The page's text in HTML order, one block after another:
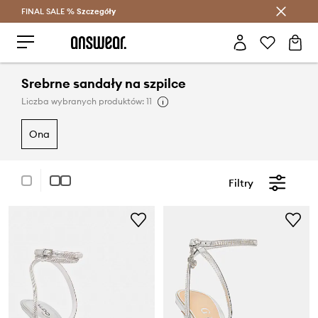
Oszczędzaj z Answear Club >
FINAL SALE % Szczegóły
Srebrne sandały na szpilce
Liczba wybranych produktów: 11
ona
Filtry